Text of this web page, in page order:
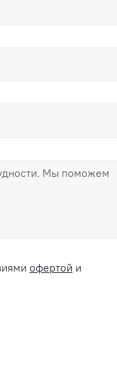
офертой и